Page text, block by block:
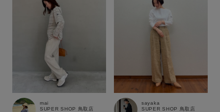
mai
SUPER SHOP 鳥取店
sayaka
SUPER SHOP 鳥取店